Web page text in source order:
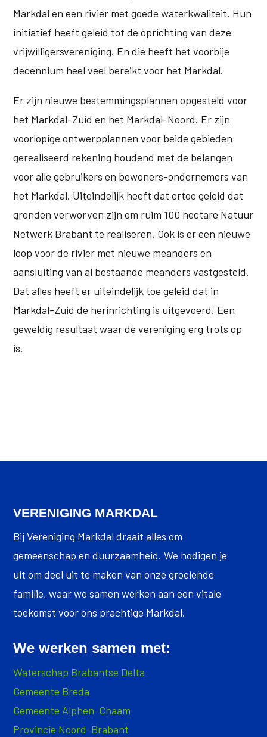
Markdal en een rivier met goede waterkwaliteit. Hun
initiatief heeft geleid tot de oprichting van deze
vrijwilligersvereniging. En die heeft het voorbije
decennium heel veel bereikt voor het Markdal.
Er zijn nieuwe bestemmingsplannen opgesteld voor
het Markdal-Zuid en het Markdal-Noord. Er zijn
voorlopige ontwerpplannen voor beide gebieden
gerealiseerd rekening houdend met de belangen
voor alle gebruikers en bewoners-ondernemers van
het Markdal. Uiteindelijk heeft dat ertoe geleid dat
gronden verworven zijn om ruim 100 hectare Natuur
Netwerk Brabant te realiseren. Ook is er een nieuwe
loop voor de rivier met nieuwe meanders en
aansluiting van al bestaande meanders vastgesteld.
Dat alles heeft er uiteindelijk toe geleid dat in
Markdal-Zuid de herinrichting is uitgevoerd. Een
geweldig resultaat waar de vereniging erg trots op
is.
VERENIGING MARKDAL
Bij Vereniging Markdal draait alles om
gemeenschap en duurzaamheid. We nodigen je
uit om deel uit te maken van onze groeiende
familie, waar we samen werken aan een vitale
toekomst voor ons prachtige Markdal.
We werken samen met:
Waterschap Brabantse Delta
Gemeente Breda
Gemeente Alphen-Chaam
Provincie Noord-Brabant